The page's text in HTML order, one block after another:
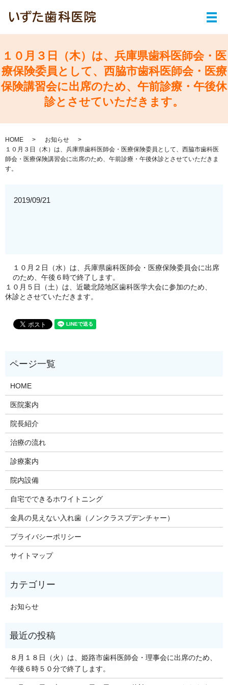
メ
１０月３日（木）は、兵庫県歯科医師会・医
療保険委員として、西脇市歯科医師会・医療
保険講習会に出席のため、午前診療・午後休
診とさせていただきます。
HOME
お知らせ
１０月３日（木）は、兵庫県歯科医師会・医療保険委員として、西脇市歯科医
師会・医療保険講習会に出席のため、午前診療・午後休診とさせていただきま
す。
2019/09/21
１０月２日（水）は、兵庫県歯科医師会・医療保険委員会に出席
のため、午後６時で終了します。
１０月５日（土）は、近畿北陸地区歯科医学大会に参加のため、
休診とさせていただきます。
HOME
医院案内
院長紹介
治療の流れ
診療案内
院内設備
自宅でできるホワイトニング
金具の見えない入れ歯（ノンクラスプデンチャー）
プライバシーポリシー
サイトマップ
お知らせ
８月１８日（火）は、姫路市歯科医師会・理事会に出席のため、
午後６時５０分で終了します。